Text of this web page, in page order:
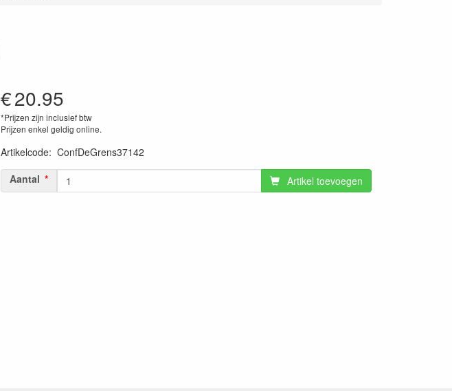
€20.95
*Prijzen zijn inclusief btw
Prijzen enkel geldig online.
Artikelcode: ConfDeGrens37142
Aantal
Artikel toevoegen